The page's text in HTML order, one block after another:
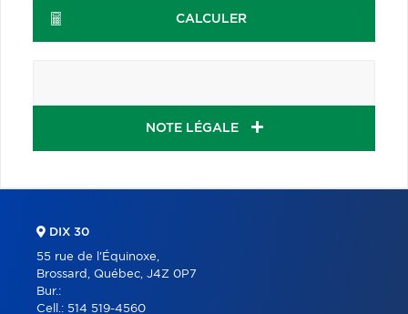
CALCULER
NOTE LÉGALE
DIX 30
55 rue de l'Équinoxe,
Brossard, Québec, J4Z 0P7
Bur.:
Cell.: 514 519-4560